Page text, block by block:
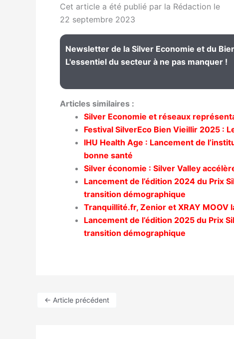
Cet article a été publié par la Rédaction le
22 septembre 2023
Newsletter de la Silver Economie et du
L'essentiel du secteur à ne pas manquer !
Articles similaires :
Silver Economie et réseaux
Festival SilverEco Bien Vieillir 2025 :
IHU Health Age : Lancement de
bonne santé
Silver économie : Silver Valley
Lancement de l’édition 2024 du Prix
transition démographique
Tranquillité.fr, Zenior et XRAY MOOV
Lancement de l’édition 2025 du Prix
transition démographique
← Article précédent